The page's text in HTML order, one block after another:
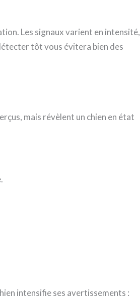
Les signaux varient en intensité,
tôt vous évitera bien des
mais révèlent un chien en état
intensifie ses avertissements :